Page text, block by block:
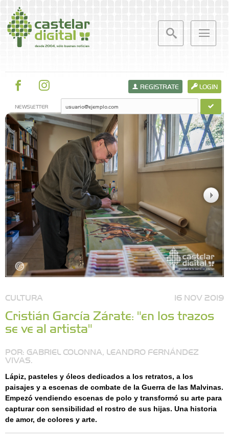
LOGIN
REGISTRATE
NEWSLETTER
CULTURA 16 NOV 2019
Cristián García Zárate: "en los trazos
se ve al artista"
POR: GABRIEL COLONNA, LEANDRO FERNÁNDEZ
VIVAS.
Lápiz, pasteles y óleos dedicados a los retratos, a los
paisajes y a escenas de combate de la Guerra de las Malvinas.
Empezó vendiendo escenas de polo y transformó su arte para
capturar con sensibilidad el rostro de sus hijas. Una historia
de amor, de colores y arte.